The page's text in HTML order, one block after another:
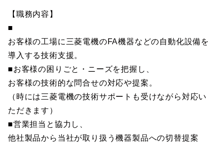
【職務内容】
■
お客様の工場に三菱電機のFA機器などの自動化設備を
導入する技術支援。
■お客様の困りごと・ニーズを把握し、
お客様の技術的な問合せの対応や提案。
（時には三菱電機の技術サポートも受けながら対応い
ただきます）
■営業担当と協力し、
他社製品から当社が取り扱う機器製品への切替提案